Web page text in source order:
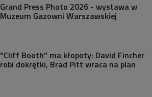
Grand Press Photo 2026 - wystawa w
Muzeum Gazowni Warszawskiej
"Cliff Booth" ma kłopoty: David Fincher
robi dokrętki, Brad Pitt wraca na plan